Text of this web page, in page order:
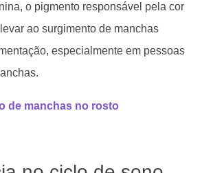
o pigmento responsável pela cor
ao surgimento de manchas
especialmente em pessoas